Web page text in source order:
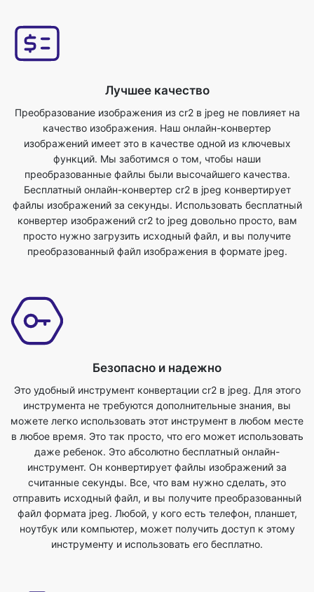
Преобразование изображения из cr2 в jpeg не повлияет на
функций. Мы заботимся о том, чтобы наши
преобразованные файлы были высочайшего качества.
Бесплатный онлайн-конвертер cr2 в jpeg конвертирует
файлы изображений за секунды. Использовать бесплатный
конвертер изображений cr2 to jpeg довольно просто, вам
просто нужно загрузить исходный файл, и вы получите
преобразованный файл изображения в формате jpeg.
Это удобный инструмент конвертации cr2 в jpeg. Для этого
инструмента не требуются дополнительные знания, вы
в любое время. Это так просто, что его может использовать
даже ребенок. Это абсолютно бесплатный онлайн-
инструмент. Он конвертирует файлы изображений за
считанные секунды. Все, что вам нужно сделать, это
отправить исходный файл, и вы получите преобразованный
файл формата jpeg. Любой, у кого есть телефон, планшет,
ноутбук или компьютер, может получить доступ к этому
инструменту и использовать его бесплатно.